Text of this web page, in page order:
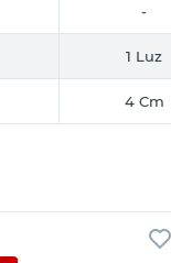
-
1 Luz
4 Cm